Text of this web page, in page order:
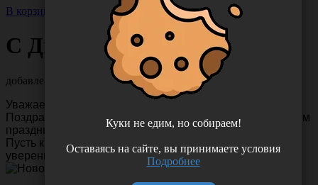
В корзине 0 товаров
С Днём Уролога!
добавлено: 02.10.2025 г.
Уважаемые
Поздравляем вас с Международным профессиональным
праздником!
Пусть каждый день будет наполнен радостью и
уверенностью в своих силах!
Куки не едим, но собираем!
Оставаясь на сайте, вы принимаете условия
Подробнее